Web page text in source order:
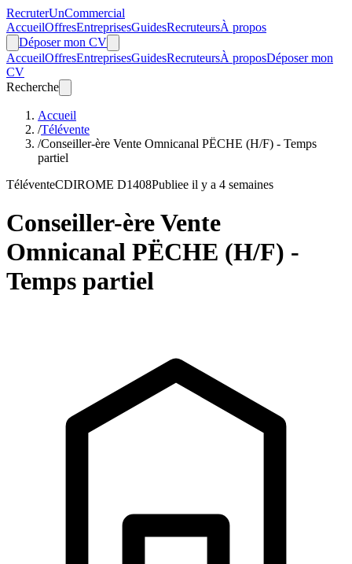
RecruterUnCommercial
AccueilOffresEntreprisesGuidesRecruteursÀ propos
Déposer mon CV
AccueilOffresEntreprisesGuidesRecruteursÀ proposDéposer mon
CV
Recherche
Accueil
/Télévente
/Conseiller-ère Vente Omnicanal PËCHE (H/F) - Temps
partiel
TéléventeCDIROME D1408Publiee il y a 4 semaines
Conseiller-ère Vente
Omnicanal PËCHE (H/F) -
Temps partiel